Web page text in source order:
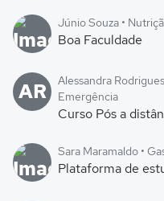
Júnio Souza •
Boa Faculdade
AR
Alessandra
Emergência
Curso Pós a
Sara Maramaldo •
Plataforma de